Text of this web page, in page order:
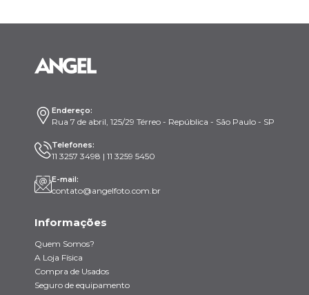
Endereço:
Rua 7 de abril, 125/29 Térreo - República - São Paulo - SP
Telefones:
11 3257 3498 | 11 3259 5450
E-mail:
contato@angelfoto.com.br
Informações
Quem Somos?
A Loja Física
Compra de Usados
Seguro de equipamento